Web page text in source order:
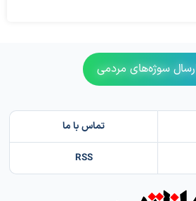
سوژه‌های مردمی
تماس با ما
RSS